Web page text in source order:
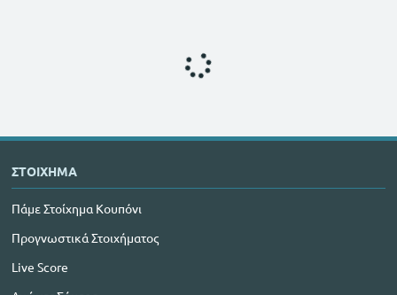
ΣΤΟΙΧΗΜΑ
Πάμε Στοίχημα Κουπόνι
Προγνωστικά Στοιχήματος
Live Score